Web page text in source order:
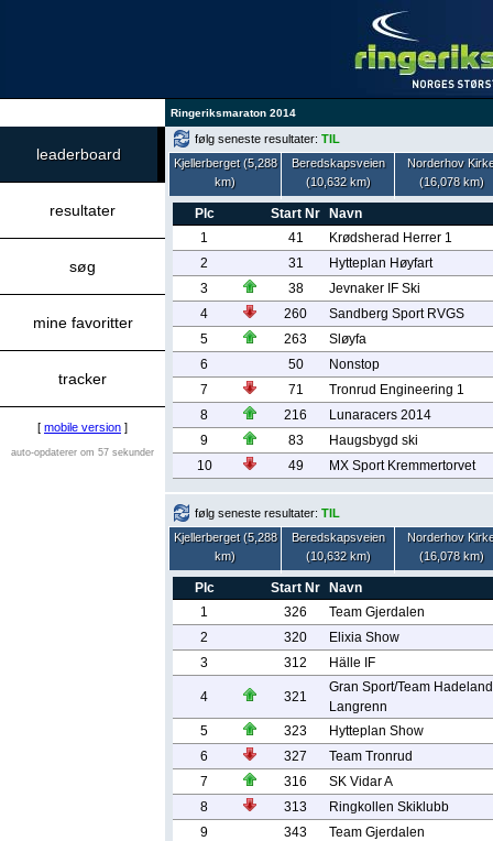
Ringeriksmaraton 2014
leaderboard
resultater
søg
mine favoritter
tracker
[ mobile version ]
auto-opdaterer om 57 sekunder
følg seneste resultater: TIL
Kjellerberget (5,288
km)
Beredskapsveien
(10,632 km)
Norderhov
(16,078 km)
Plc Start Nr
Navn
1
41
Krødsherad Herrer 1
2
31
Hytteplan Høyfart
3
38
Jevnaker IF Ski
4
260
Sandberg Sport RVGS
5
263
Sløyfa
6
50
Nonstop
7
71
Tronrud Engineering 1
8
216
Lunaracers 2014
9
83
Haugsbygd ski
10
49 MX Sport Kremmertorvet
følg seneste resultater: TIL
Kjellerberget (5,288
km)
Beredskapsveien
(10,632 km)
Norderhov
(16,078 km)
Plc Start Nr
Navn
1
326
Team Gjerdalen
2
320
Elixia Show
3
312 Hälle IF
4 321
Gran Sport/Team Hadeland
Langrenn
5
323
Hytteplan Show
6
327
Team Tronrud
7
316
SK Vidar A
8
313
Ringkollen Skiklubb
9
343
Team Gjerdalen